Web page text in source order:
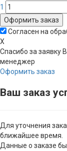
1
Оформить заказ
Согласен на
X
Спасибо за заявку
менеджер
Оформить заказ
Ваш заказ
Для уточнения
ближайшее время.
Данные о заказе